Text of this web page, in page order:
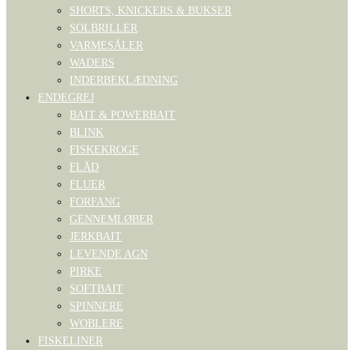
SHORTS, KNICKERS & BUKSER
SOLBRILLER
VARMESÅLER
WADERS
INDERBEKLÆDNING
ENDEGREJ
BAIT & POWERBAIT
BLINK
FISKEKROGE
FLÅD
FLUER
FORFANG
GENNEMLØBER
JERKBAIT
LEVENDE AGN
PIRKE
SOFTBAIT
SPINNERE
WOBLERE
FISKELINER